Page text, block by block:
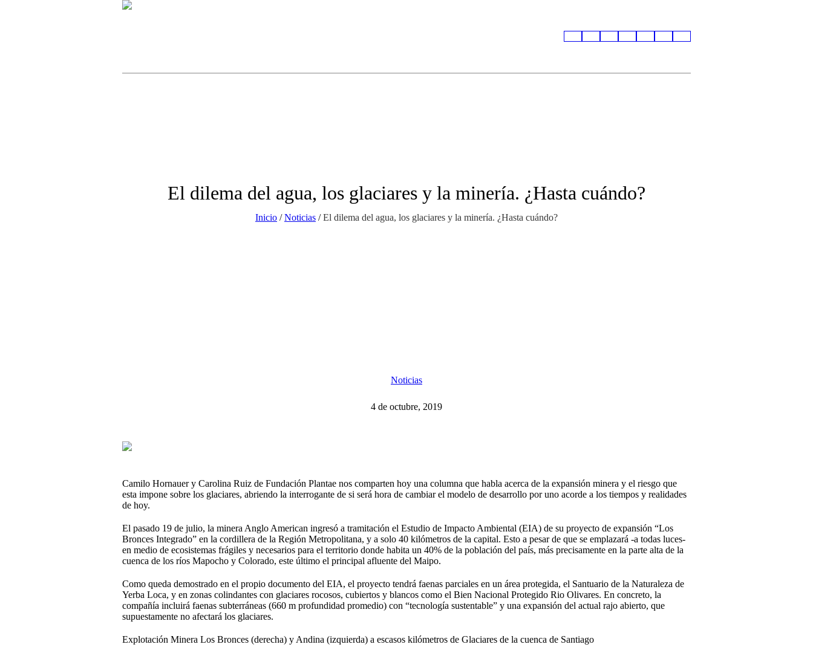
El dilema del agua, los glaciares y la minería. ¿Hasta cuándo?
Inicio /Noticias /El dilema del agua, los glaciares y la minería. ¿Hasta cuándo?
Noticias
4 de octubre, 2019
Camilo Hornauer y Carolina Ruiz de Fundación Plantae nos comparten hoy una columna que habla acerca de la expansión minera y el riesgo que
esta impone sobre los glaciares, abriendo la interrogante de si será hora de cambiar el modelo de desarrollo por uno acorde a los tiempos y realidades
de hoy.
El pasado 19 de julio, la minera Anglo American ingresó a tramitación el Estudio de Impacto Ambiental (EIA) de su proyecto de expansión “Los
Bronces Integrado” en la cordillera de la Región Metropolitana, y a solo 40 kilómetros de la capital. Esto a pesar de que se emplazará -a todas luces-
en medio de ecosistemas frágiles y necesarios para el territorio donde habita un 40% de la población del país, más precisamente en la parte alta de la
cuenca de los ríos Mapocho y Colorado, este último el principal afluente del Maipo.
Como queda demostrado en el propio documento del EIA, el proyecto tendrá faenas parciales en un área protegida, el Santuario de la Naturaleza de
Yerba Loca, y en zonas colindantes con glaciares rocosos, cubiertos y blancos como el Bien Nacional Protegido Rio Olivares. En concreto, la
compañía incluirá faenas subterráneas (660 m profundidad promedio) con “tecnología sustentable” y una expansión del actual rajo abierto, que
supuestamente no afectará los glaciares.
Explotación Minera Los Bronces (derecha) y Andina (izquierda) a escasos kilómetros de Glaciares de la cuenca de Santiago